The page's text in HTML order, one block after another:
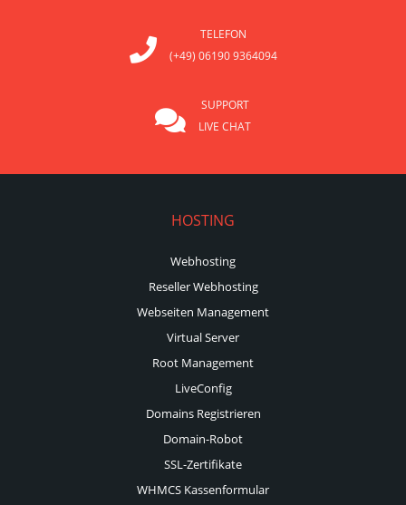
TELEFON
(+49) 06190 9364094
SUPPORT
LIVE CHAT
HOSTING
Webhosting
Reseller Webhosting
Webseiten Management
Virtual Server
Root Management
LiveConfig
Domains Registrieren
Domain-Robot
SSL-Zertifikate
WHMCS Kassenformular